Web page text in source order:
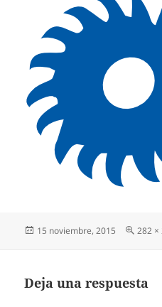
Publicado
15 noviembre, 2015 282 ×
Deja una respuesta